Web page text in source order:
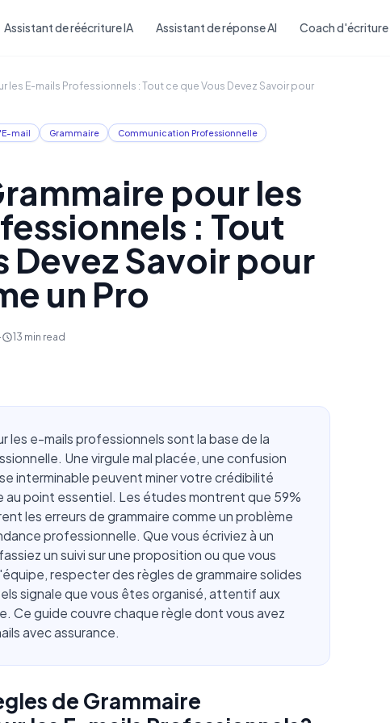
Assistant de réécriture IA Assistant de réponse AI Coach d'écriture
les E-mails Professionnels : Tout ce que Vous Devez Savoir pour
mail Grammaire
Communication Professionnelle
pour les
: Tout
Devez Savoir pour
un Pro
· 13 min read
les e-mails professionnels sont la base de la
Une virgule mal placée, une confusion
interminable peuvent miner votre crédibilité
au point essentiel. Les études montrent que 59%
les erreurs de grammaire comme un problème
professionnelle. Que vous écriviez à un
un suivi sur une proposition ou que vous
respecter des règles de grammaire solides
signale que vous êtes organisé, attentif aux
Ce guide couvre chaque règle dont vous avez
avec assurance.
de Grammaire